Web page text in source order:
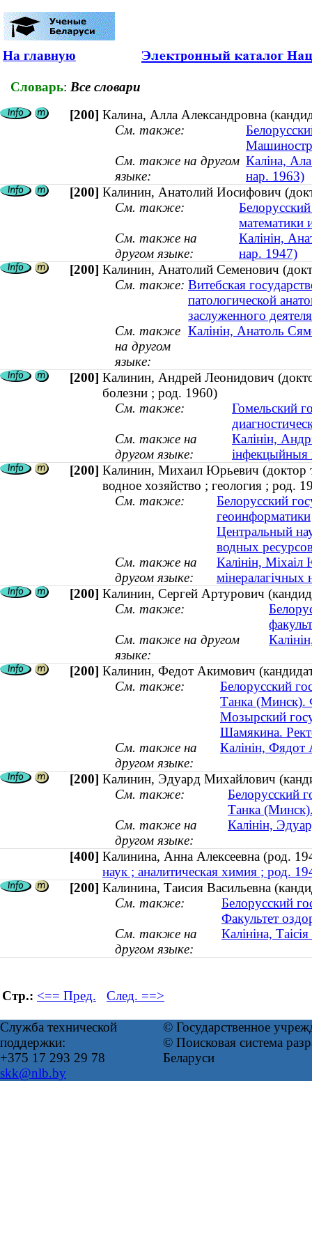
На главную
Словарь: Все словари
[200] Калина, Алла Александровна
См. также:
См. также на другом
языке:
Каліна,
нар. 1963)
[200] Калинин, Анатолий Иосифович
См. также:
математики
См. также на
другом языке:
Калiнiн,
нар. 1947)
[200] Калинин, Анатолий Семенович
См. также: Витебская
патологической
заслуженного
См. также
на другом
языке:
Калінін, Анатоль
[200] Калинин, Андрей Леонидович
болезни ; род. 1960)
См. также:
Гомельский
См. также на
другом языке:
Калінін,
інфекцыйныя
[200] Калинин, Михаил Юрьевич (доктор
водное хозяйство ; геология ; род.
См. также:
Белорусский
геоинформатики
Центральный
водных
См. также на
другом языке:
Калінін, Міхаіл
мінералагічных
[200] Калинин, Сергей Артурович
См. также:
См. также на другом
языке:
[200] Калинин, Федот Акимович
См. также:
Белорусский
Танка (Минск).
Мозырский
Шамякина.
См. также на
другом языке:
Калінін, Фядот
[200] Калинин, Эдуард Михайлович
См. также:
Белорусский
Танка
См. также на
другом языке:
Калінін,
[400] Калинина, Анна Алексеевна (род.
наук ; аналитическая химия ; род.
[200] Калинина, Таисия Васильевна
См. также:
Белорусский
Факультет
См. также на
другом языке:
Калініна,
Стр.: <== Пред. След. ==>
Служба технической
поддержки:
+375 17 293 29 78
skk@nlb.by
© Государственное
© Поисковая система
Беларуси